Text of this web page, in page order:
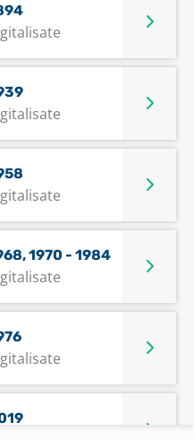
1970 - 1984